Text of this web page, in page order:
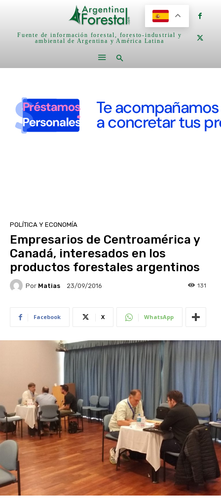
Fuente de información forestal, foresto-industrial y
ambiental de Argentina y América Latina
POLÍTICA Y ECONOMÍA
Empresarios de Centroamérica y
Canadá, interesados en los
productos forestales argentinos
Por Matias 23/09/2016 131
Facebook X WhatsApp